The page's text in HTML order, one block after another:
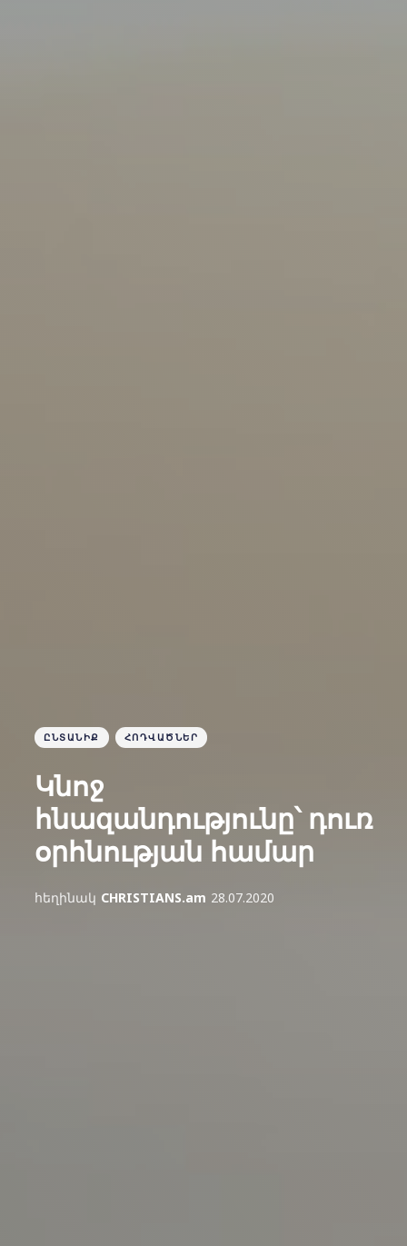
ԸՆՏԱՆԻՔ ՀՈԴՎԱԾՆԵՐ
Կնոջ
հնազանդությունը՝ դուռ
օրհնության համար
հեղինակ CHRISTIANS.am 28.07.2020